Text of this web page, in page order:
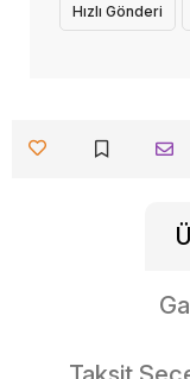
Hızlı Gönderi